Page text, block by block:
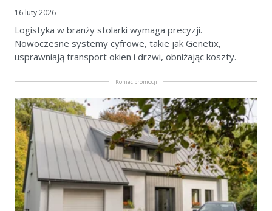
16 luty 2026
Logistyka w branży stolarki wymaga precyzji.
Nowoczesne systemy cyfrowe, takie jak Genetix,
usprawniają transport okien i drzwi, obniżając koszty.
Koniec promocji